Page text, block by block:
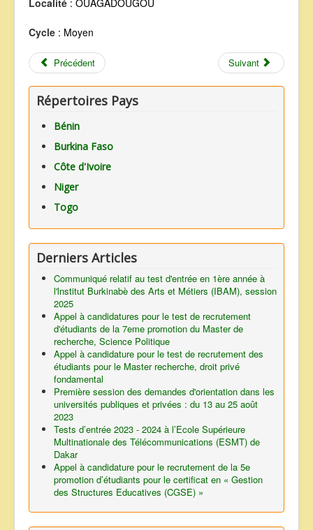
Localité : OUAGADOUGOU
Cycle : Moyen
Précédent Suivant
Répertoires Pays
Bénin
Burkina Faso
Côte d'Ivoire
Niger
Togo
Derniers Articles
Communiqué relatif au test d'entrée en 1ère année à
l'lnstitut Burkinabè des Arts et Métiers (IBAM), session
2025
Appel à candidatures pour le test de recrutement
d'étudiants de la 7eme promotion du Master de
recherche, Science Politique
Appel à candidature pour le test de recrutement des
étudiants pour le Master recherche, droit privé
fondamental
Première session des demandes d'orientation dans les
universités publiques et privées : du 13 au 25 août
2023
Tests d’entrée 2023 - 2024 à l’Ecole Supérieure
Multinationale des Télécommunications (ESMT) de
Dakar
Appel à candidature pour le recrutement de la 5e
promotion d’étudiants pour le certificat en « Gestion
des Structures Educatives (CGSE) »